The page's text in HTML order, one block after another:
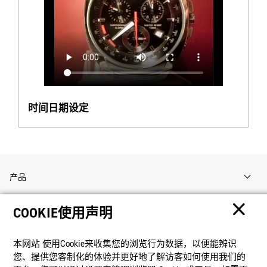
时间日期设定
产品
客户支持
资讯
COOKIE使用声明
本网站 使⽤Cookie来收集您的浏览⾏为数据，以便能辨识
您、提供您客制化的体验并更好地了解访客如何使⽤我们的